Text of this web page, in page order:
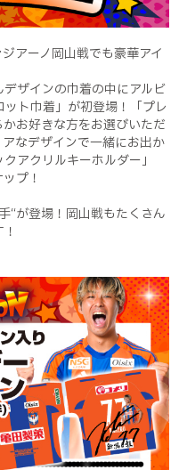
アーノ岡山戦でも豪華アイ
ザインの巾着の中にアルビ
ト巾着」が初登場！「プレ
お好きな方をお選びいただ
なデザインで一緒にお出か
アクリルキーホルダー」
プ！
“が登場！岡山戦もたくさん